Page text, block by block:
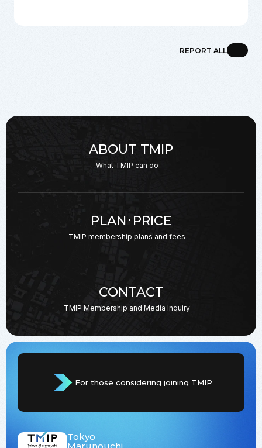
REPORT ALL
ABOUT TMIP
What TMIP can do
PLAN･PRICE
TMIP membership plans and fees
CONTACT
TMIP Membership and Media Inquiry
For those considering joining TMIP
Tokyo